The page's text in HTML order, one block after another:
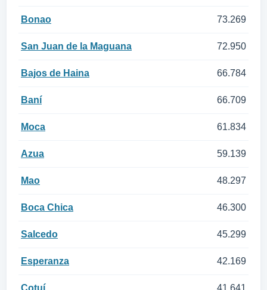
Bonao 73.269
San Juan de la Maguana 72.950
Bajos de Haina 66.784
Baní 66.709
Moca 61.834
Azua 59.139
Mao 48.297
Boca Chica 46.300
Salcedo 45.299
Esperanza 42.169
Cotuí 41.641